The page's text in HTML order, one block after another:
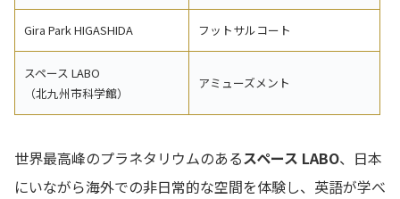
Gira Park HIGASHIDA フットサルコート
スペース LABO
（北九州市科学館）
アミューズメント
世界最高峰のプラネタリウムのあるスペース LABO、日本
にいながら海外での非日常的な空間を体験し、英語が学べ